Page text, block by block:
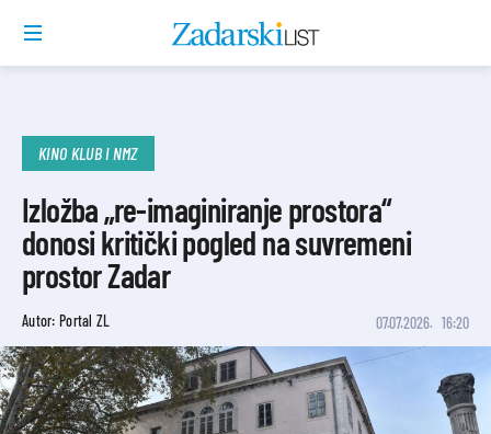
KINO KLUB I NMZ
Izložba „re-imaginiranje prostora“
donosi kritički pogled na suvremeni
prostor Zadar
Autor: Portal ZL 07.07.2026. 16:20